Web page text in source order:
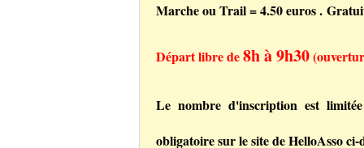
Marche ou Trail = 4.50 euros .
Départ libre de8h à 9h30
Le nombre d'inscription est
obligatoire sur le site de HelloAsso ci-